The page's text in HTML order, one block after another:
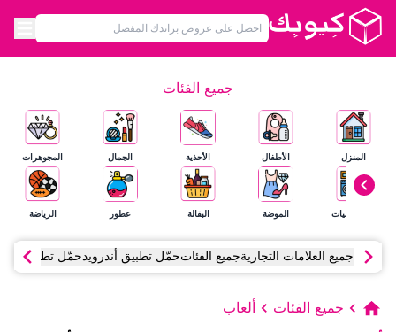
جميع الفئات
المنزل
الإلكترونيات
الأطفال
الموضة
الأحذية
البقالة
الجمال
عطور
المجوهرات
الرياضة
جميع العلامات التجاريةجميع الفئاتحمّل تطبيق أندرويدحمّل تطبيق آي
جميع الفئات ألعاب